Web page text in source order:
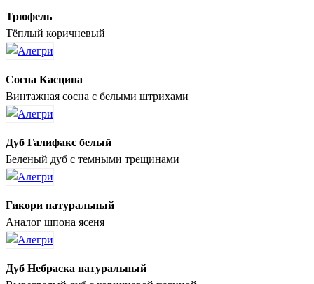
Трюфель
Тёплый коричневый
Сосна Касцина
Винтажная сосна с белыми штрихами
Дуб Галифакс белый
Беленый дуб с темными трещинами
Гикори натуральный
Аналог шпона ясеня
Дуб Небраска натуральный